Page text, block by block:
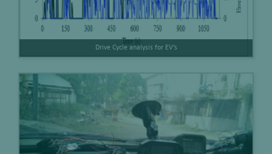
Drive Cycle analysis for EV’s